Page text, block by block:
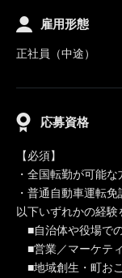
雇用形態
正社員（中途）
応募資格
【必須】
・全国転勤が可能な
・普通自動車運転免
以下いずれかの経
■自治体や役場で
■営業／マーケテ
■地域創生・町お